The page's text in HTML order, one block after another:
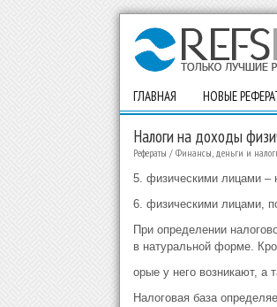
ГЛАВНАЯ НОВЫЕ
Налоги на доходы
Рефераты / Финансы, деньги и
5. физическими лицами –
6. физическими лицами,
При определении
в натуральной форме.
орые у него возникают, а
Налоговая база